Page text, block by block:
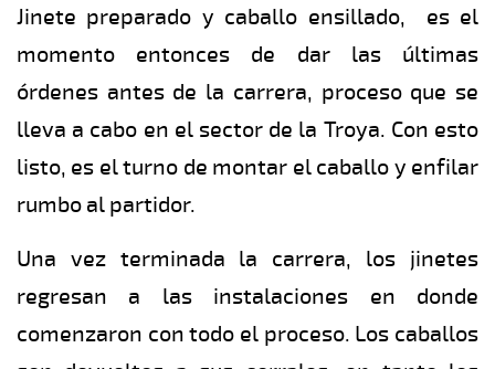
Jinete preparado y caballo ensillado, es el
momento entonces de dar las últimas
órdenes antes de la carrera, proceso que se
lleva a cabo en el sector de la Troya. Con esto
listo, es el turno de montar el caballo y enfilar
rumbo al partidor.
Una vez terminada la carrera, los jinetes
regresan a las instalaciones en donde
comenzaron con todo el proceso. Los caballos